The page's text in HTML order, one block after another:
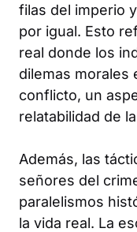
filas del imperio
por igual. Esto
real donde los
dilemas morales
conflicto, un
relatabilidad de
Además, las
señores del
paralelismos
la vida real. La